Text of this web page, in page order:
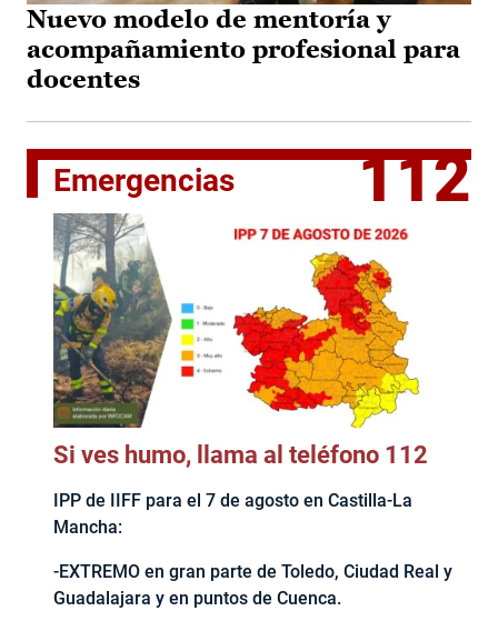
Nuevo modelo de mentoría y
acompañamiento profesional para
docentes
Emergencias 112
Si ves humo, llama al teléfono 112
IPP de IIFF para el 7 de agosto en Castilla-La
Mancha:
-EXTREMO en gran parte de Toledo, Ciudad Real y
Guadalajara y en puntos de Cuenca.